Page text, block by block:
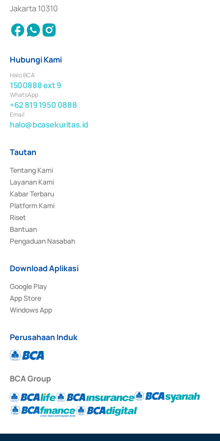
Jakarta 10310
Hubungi Kami
Halo BCA
1500888 ext 9
WhatsApp
+62 819 1950 0888
Email
halo@bcasekuritas.id
Tautan
Tentang Kami
Layanan Kami
Kabar Terbaru
Platform Kami
Riset
Bantuan
Pengaduan Nasabah
Download Aplikasi
Google Play
App Store
Windows App
Perusahaan Induk
BCA Group